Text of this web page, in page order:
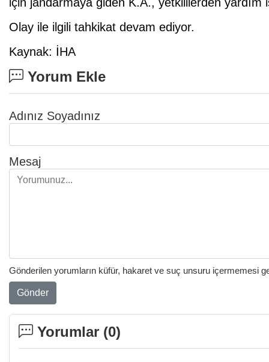
Olay ile ilgili tahkikat devam ediyor.
Kaynak: İHA
Yorum Ekle
Adınız Soyadınız
Mesaj
Gönderilen yorumların küfür, hakaret ve suç unsuru içermemesi
Gönder
Yorumlar (0)